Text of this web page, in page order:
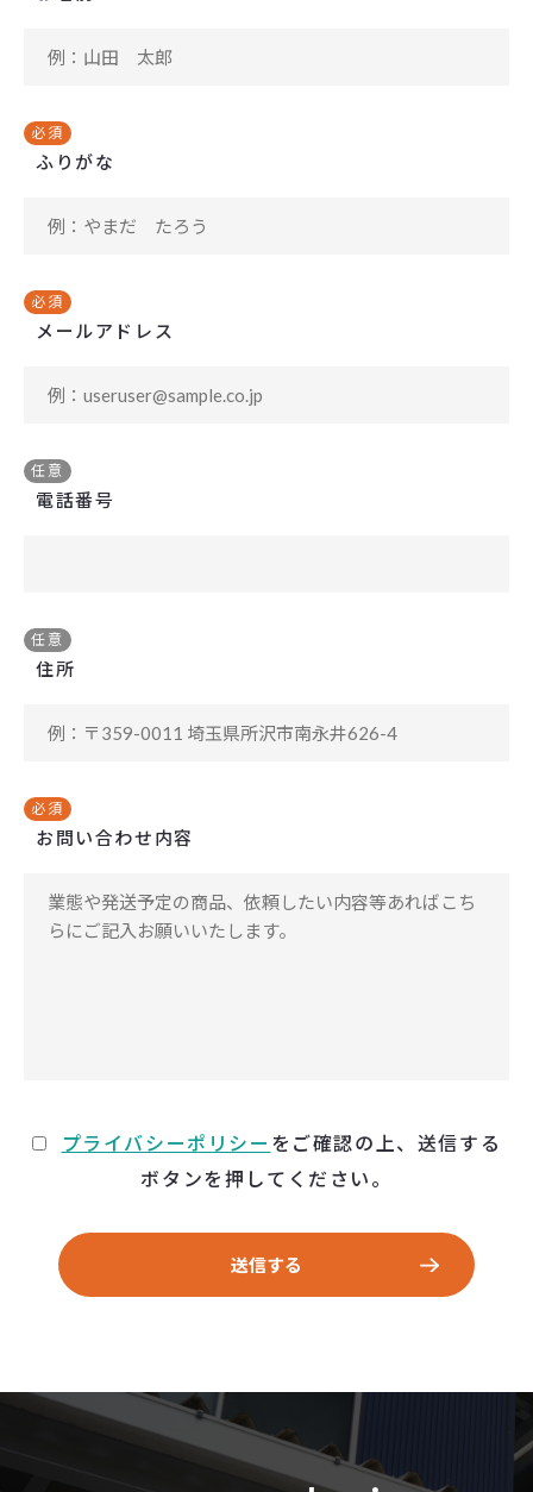
必須
ふりがな
必須
メールアドレス
任意
電話番号
任意
住所
必須
お問い合わせ内容
プライバシーポリシー をご確認の上、送信する
ボタンを押してください。